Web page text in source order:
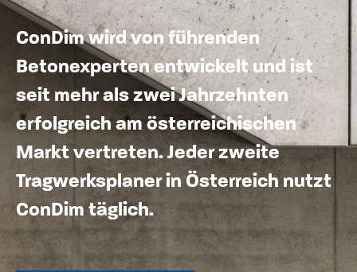
ConDim wird von führenden
Betonexperten entwickelt und ist
seit mehr als zwei Jahrzehnten
erfolgreich am österreichischen
Markt vertreten. Jeder zweite
Tragwerksplaner in Österreich nutzt
ConDim täglich.